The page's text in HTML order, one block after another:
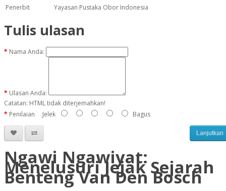
Penerbit
Yayasan Pustaka Obor Indonesia
Tulis ulasan
Nama Anda:
Ulasan Anda:
Catatan: HTML tidak diterjemahkan!
Penilaian Jelek Bagus
Lanjutkan
Ngawi Ngawiyat:
Menelusuri Jejak Sejarah
Benteng Van Den Bosch